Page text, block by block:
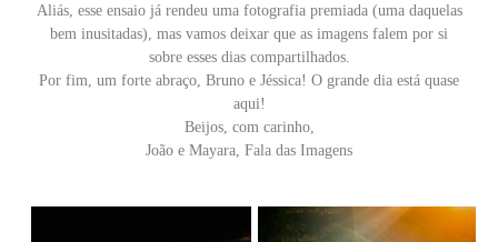
Aliás, esse ensaio já rendeu uma fotografia premiada (uma daquelas
bem inusitadas), mas vamos deixar que as imagens falem por si
sobre esses dias compartilhados.
Por fim, um forte abraço, Bruno e Jéssica! O grande dia está quase
aqui!
Beijos, com carinho,
João e Mayara, Fala das Imagens